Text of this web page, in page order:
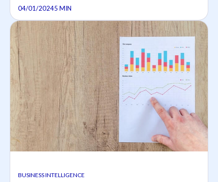
04/01/20245 MIN
BUSINESS INTELLIGENCE